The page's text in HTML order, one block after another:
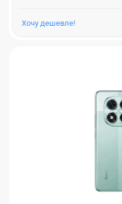
Хочу дешевле!